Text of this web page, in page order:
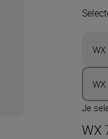
WX
Je
WX